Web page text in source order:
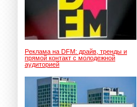
Реклама на DFM: драйв, тренды и
прямой контакт с молодежной
аудиторией